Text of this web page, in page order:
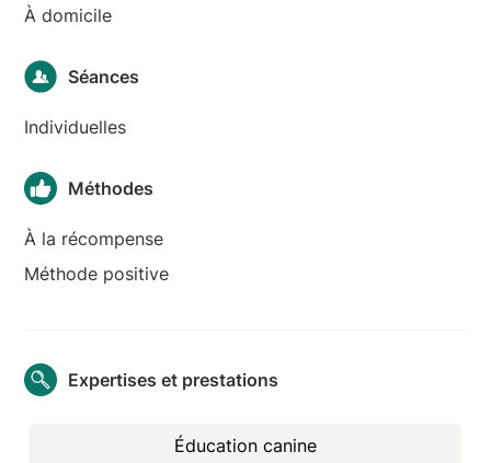
À domicile
Séances
Individuelles
Méthodes
À la récompense
Méthode positive
Expertises et prestations
Éducation canine